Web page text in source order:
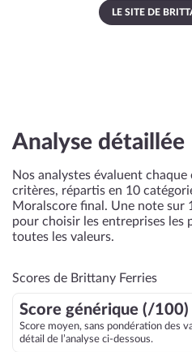
LE SITE DE
Analyse détaillée
Nos analystes évaluent
critères, répartis en 10
Moralscore final. Une note sur
pour choisir les entreprises les
toutes les valeurs.
Scores de Brittany Ferries
Score générique (/100)
Score moyen, sans pondération des
détail de l’analyse ci-dessous.